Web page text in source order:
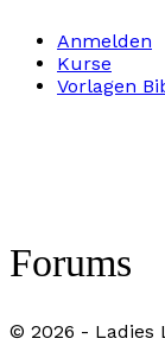
Anmelden
Kurse
Vorlagen
Forums
© 2026 - Ladies